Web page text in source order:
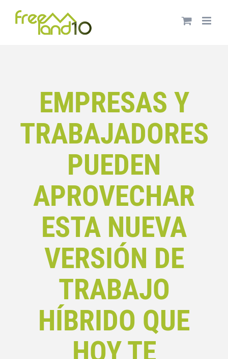
EMPRESAS Y
TRABAJADORES
PUEDEN
APROVECHAR
ESTA NUEVA
VERSIÓN DE
TRABAJO
HÍBRIDO QUE
HOY TE